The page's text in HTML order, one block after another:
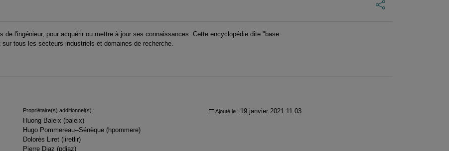
de l'ingénieur, pour acquérir ou mettre à jour ses connaissances. Cette encyclopédie dite "base
tous les secteurs industriels et domaines de recherche.
Propriétaire(s) additionnel(s) :
Huong Baleix (baleix)
Hugo Pommereau--Sénèque (hpommere)
Dolorès Liret (liretlir)
Pierre Diaz (pdiaz)
Ajouté le : 19 janvier 2021 11:03